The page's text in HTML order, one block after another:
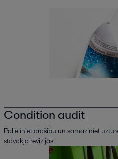
Condition audit
Palieliniet drošību un samaziniet
stāvokļa revīzijas.